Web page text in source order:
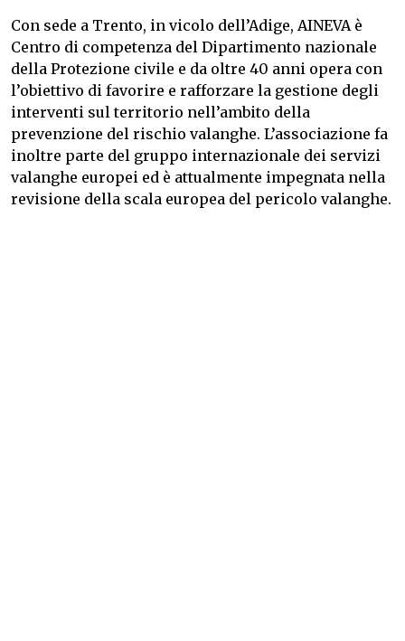
Con sede a Trento, in vicolo dell’Adige, AINEVA è
Centro di competenza del Dipartimento nazionale
della Protezione civile e da oltre 40 anni opera con
l’obiettivo di favorire e rafforzare la gestione degli
interventi sul territorio nell’ambito della
prevenzione del rischio valanghe. L’associazione fa
inoltre parte del gruppo internazionale dei servizi
valanghe europei ed è attualmente impegnata nella
revisione della scala europea del pericolo valanghe.